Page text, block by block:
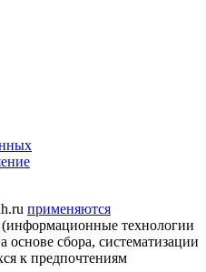
применяются
(информационные технологии
сбора, систематизации
к предпочтениям